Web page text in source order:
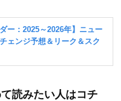
読みたい人はコチ